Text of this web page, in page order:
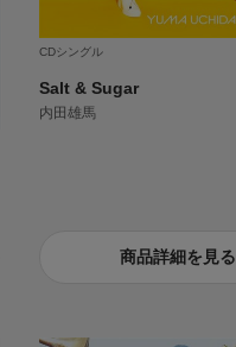
CDシングル
Salt & Sugar
内田雄馬
商品詳細を見る